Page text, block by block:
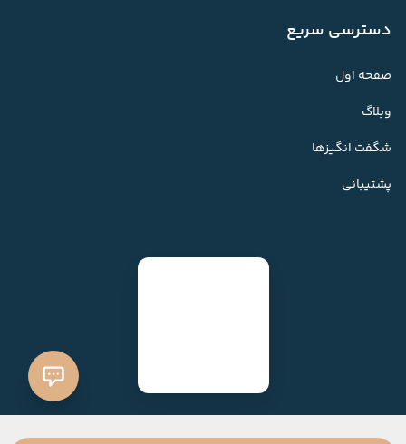
دسترسی سریع
صفحه اول
وبلاگ
شگفت انگیزها
پشتیبانی